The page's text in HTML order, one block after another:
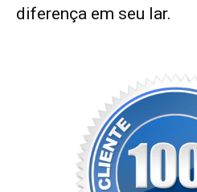
diferença em seu lar.